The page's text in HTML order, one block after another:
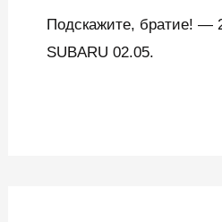
Подскажите, братие!
SUBARU 02.05.